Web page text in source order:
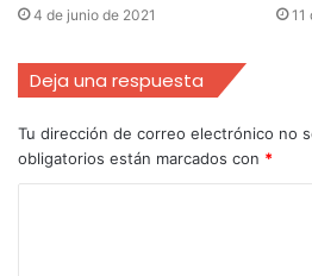
4 de junio de 2021 11
Deja una respuesta
Tu dirección de correo electrónico no
obligatorios están marcados con *